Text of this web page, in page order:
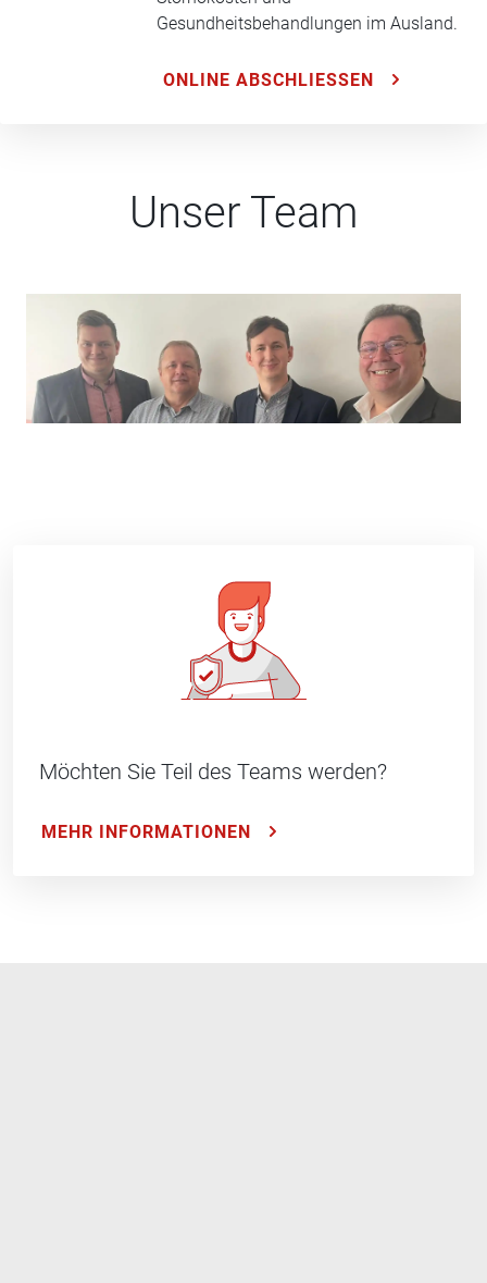
Gesundheitsbehandlungen im Ausland.
ONLINE ABSCHLIESSEN
Unser Team
Möchten Sie Teil des Teams werden?
MEHR INFORMATIONEN